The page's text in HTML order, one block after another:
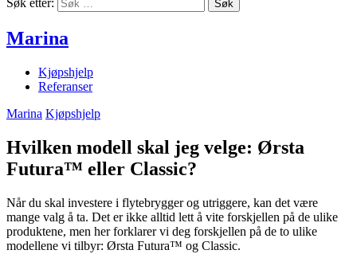
Søk etter:
Marina
Kjøpshjelp
Referanser
Marina Kjøpshjelp
Hvilken modell skal jeg velge: Ørsta
Futura™ eller Classic?
Når du skal investere i flytebrygger og utriggere, kan det være
mange valg å ta. Det er ikke alltid lett å vite forskjellen på de ulike
produktene, men her forklarer vi deg forskjellen på de to ulike
modellene vi tilbyr: Ørsta Futura™ og Classic.